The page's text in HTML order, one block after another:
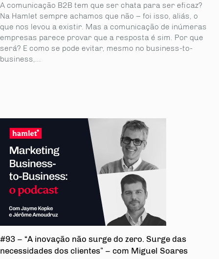
A comunicação B2B tem que ser chata para ser eficaz?
Na Hamlet sempre achamos que não – foi isso, aliás, o
que nos levou a existir. Mas a comunicação de inúmeras
empresas parece provar que a resposta é sim. Por que
será? E como se pode evitar, mesmo no business-to-
business,...
#93 – “A inovação não surge do zero. Surge das
necessidades dos clientes” – com Miguel Soares